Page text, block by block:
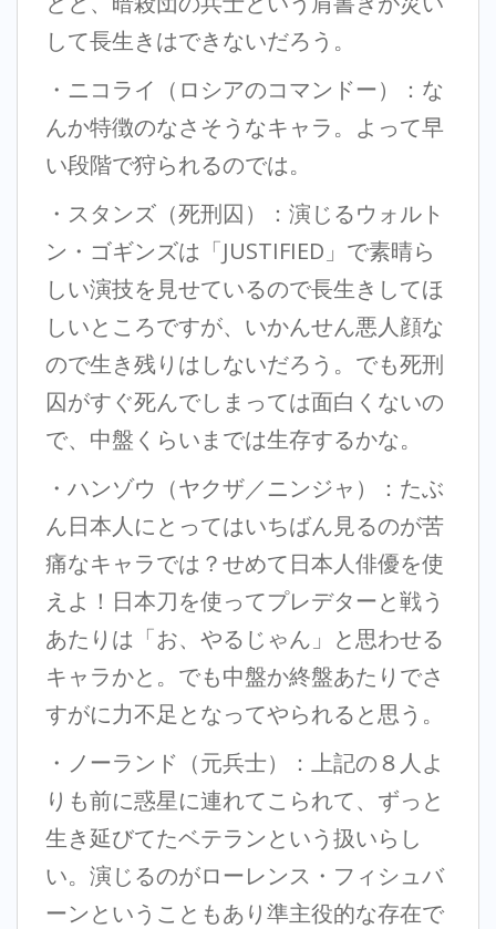
して長生きはできないだろう。
・ニコライ（ロシアのコマンドー）：な
んか特徴のなさそうなキャラ。よって早
い段階で狩られるのでは。
・スタンズ（死刑囚）：演じるウォルト
ン・ゴギンズは「JUSTIFIED」で素晴ら
しい演技を見せているので長生きしてほ
しいところですが、いかんせん悪人顔な
ので生き残りはしないだろう。でも死刑
囚がすぐ死んでしまっては面白くないの
で、中盤くらいまでは生存するかな。
・ハンゾウ（ヤクザ／ニンジャ）：たぶ
ん日本人にとってはいちばん見るのが苦
痛なキャラでは？せめて日本人俳優を使
えよ！日本刀を使ってプレデターと戦う
あたりは「お、やるじゃん」と思わせる
キャラかと。でも中盤か終盤あたりでさ
すがに力不足となってやられると思う。
・ノーランド（元兵士）：上記の８人よ
りも前に惑星に連れてこられて、ずっと
生き延びてたベテランという扱いらし
い。演じるのがローレンス・フィシュバ
ーンということもあり準主役的な存在で